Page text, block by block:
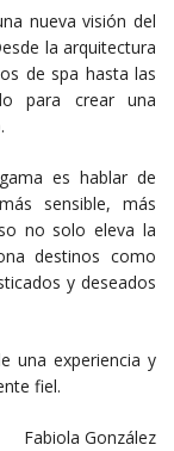
nueva visión del
la arquitectura
de spa hasta las
para crear una
es hablar de
sensible, más
no solo eleva la
destinos como
y deseados
una experiencia y
fiel.
Fabiola González